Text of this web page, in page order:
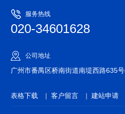
服务热线
020-34601628
公司地址
广州市番禺区桥南街道南堤西路635
表格下载 |客户留言 |建站申请